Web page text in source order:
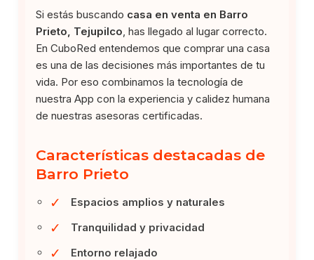
Si estás buscando casa en venta en Barro
Prieto, Tejupilco , has llegado al lugar correcto.
En CuboRed entendemos que comprar una casa
es una de las decisiones más importantes de tu
vida. Por eso combinamos la tecnología de
nuestra App con la experiencia y calidez humana
de nuestras asesoras certificadas.
Características destacadas de
Barro Prieto
✓ Espacios amplios y naturales
✓ Tranquilidad y privacidad
✓ Entorno relajado